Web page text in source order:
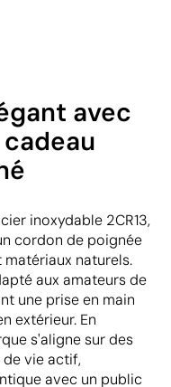
avec
inoxydable 2CR13,
cordon de poignée
naturels.
aux amateurs de
une prise en main
extérieur. En
s'aligne sur des
vie actif,
avec un public